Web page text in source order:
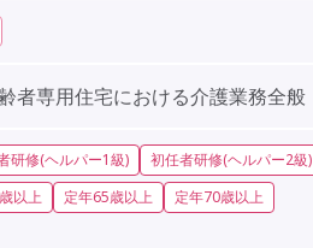
者専用住宅における介護業務全般
研修(ヘルパー1級)
初任者研修(ヘルパー2級)
以上 定年65歳以上 定年70歳以上